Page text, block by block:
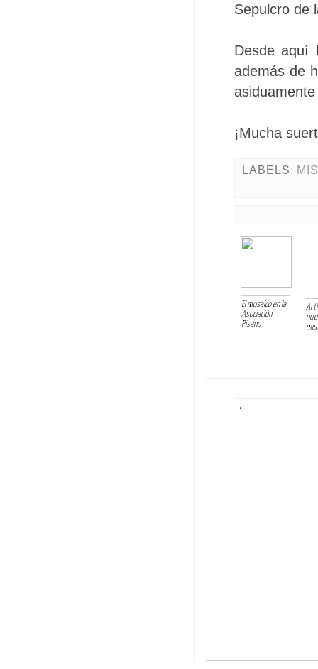
Sepulcro de
Desde aquí
además de
¡Mucha
LABELS:
El mosaico en la
Asociación
Pisano